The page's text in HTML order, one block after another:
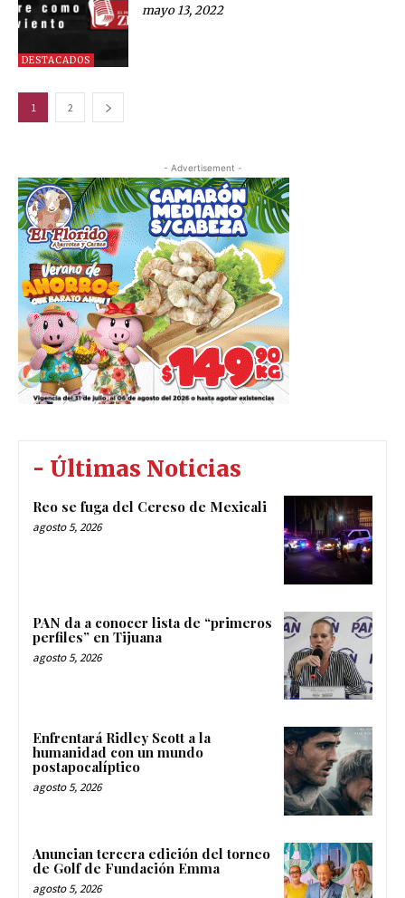
DESTACADOS
mayo 13, 2022
1 2
- Advertisement -
- Últimas Noticias
Reo se fuga del Cereso de Mexicali
agosto 5, 2026
PAN da a conocer lista de “primeros
perfiles” en Tijuana
agosto 5, 2026
Enfrentará Ridley Scott a la
humanidad con un mundo
postapocalíptico
agosto 5, 2026
Anuncian tercera edición del torneo
de Golf de Fundación Emma
agosto 5, 2026